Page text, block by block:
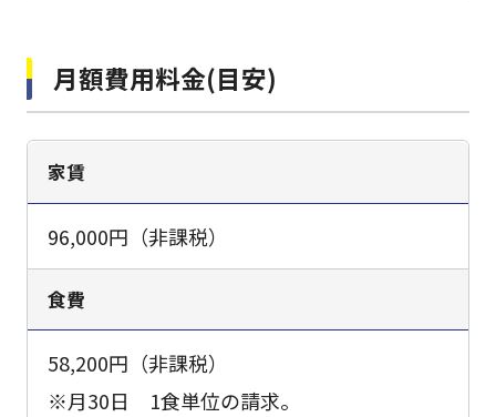
月額費用料金(目安)
家賃
96,000円（非課税）
食費
58,200円（非課税）
※月30日 1食単位の請求。